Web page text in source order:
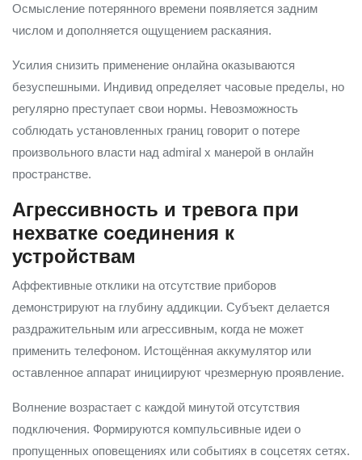
Осмысление потерянного времени появляется задним
числом и дополняется ощущением раскаяния.
Усилия снизить применение онлайна оказываются
безуспешными. Индивид определяет часовые пределы, но
регулярно преступает свои нормы. Невозможность
соблюдать установленных границ говорит о потере
произвольного власти над admiral x манерой в онлайн
пространстве.
Агрессивность и тревога при
нехватке соединения к
устройствам
Аффективные отклики на отсутствие приборов
демонстрируют на глубину аддикции. Субъект делается
раздражительным или агрессивным, когда не может
применить телефоном. Истощённая аккумулятор или
оставленное аппарат инициируют чрезмерную проявление.
Волнение возрастает с каждой минутой отсутствия
подключения. Формируются компульсивные идеи о
пропущенных оповещениях или событиях в соцсетях сетях.